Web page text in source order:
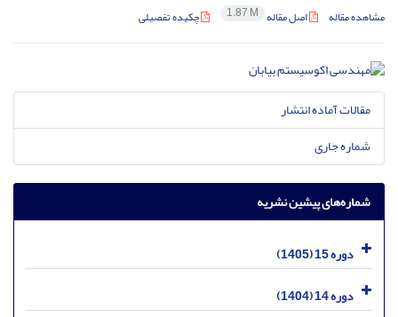
مشاهده مقاله اصل مقاله 1.87 M چکیده تفصیلی
مقالات آماده انتشار
شماره جاری
شماره‌های پیشین نشریه
دوره 15 (1405)
دوره 14 (1404)